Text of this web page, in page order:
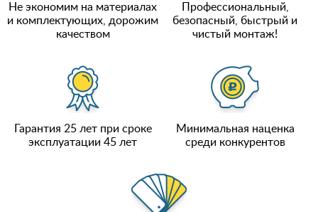
Не экономим на материалах
и комплектующих, дорожим
качеством
Профессиональный,
безопасный, быстрый и
чистый монтаж!
Гарантия 25 лет при сроке
эксплуатации 45 лет
Минимальная наценка
среди конкурентов